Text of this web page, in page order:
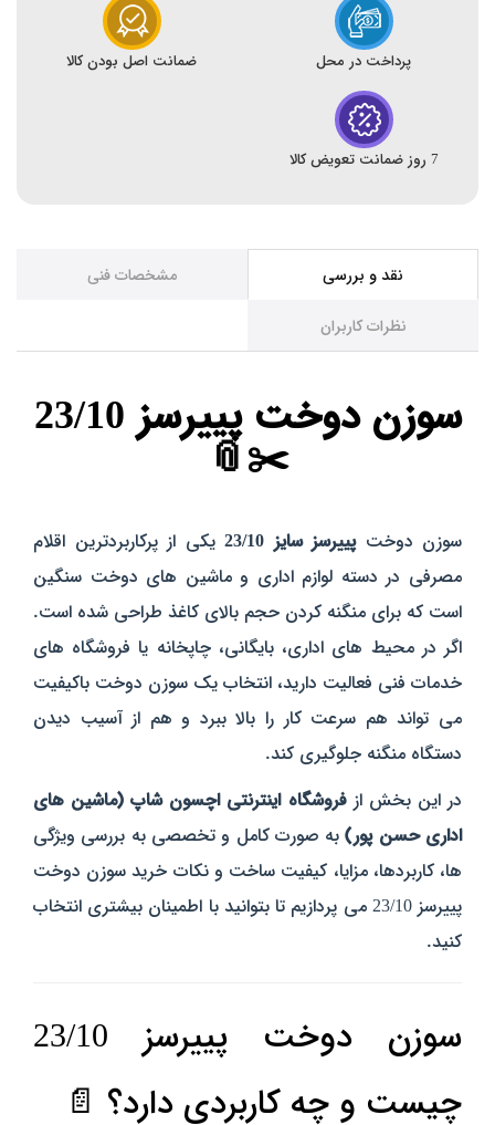
پرداخت در محل ضمانت اصل بودن کالا
7 روز ضمانت تعویض کالا
نقد و بررسی مشخصات فنی
نظرات کاربران
سوزن دوخت پییرسز 23/10
✂️📎
سوزن دوختپییرسز سایز 23/10
یکی از پرکاربردترین اقلام
مصرفی در دسته لوازم اداری و ماشین‌ های دوخت سنگین
است که برای منگنه کردن حجم بالای کاغذ طراحی شده است.
اگر در محیط‌ های اداری، بایگانی، چاپخانه یا فروشگاه‌ های
خدمات فنی فعالیت دارید، انتخاب یک سوزن دوخت باکیفیت
می‌ تواند هم سرعت کار را بالا ببرد و هم از آسیب دیدن
دستگاه منگنه جلوگیری کند.
در این بخش ازفروشگاه اینترنتی اچسون شاپ (ماشین‌ های
اداری حسن‌ پور)به صورت کامل و تخصصی به بررسی ویژگی‌
ها، کاربردها، مزایا، کیفیت ساخت و نکات خرید سوزن دوخت
پییرسز 23/10 می‌ پردازیم تا بتوانید با اطمینان بیشتری انتخاب
کنید.
سوزن دوخت پییرسز 23/10
چیست و چه کاربردی دارد؟ 📄